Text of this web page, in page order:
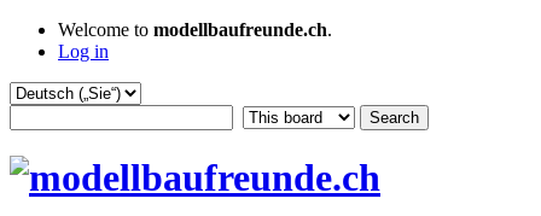
Welcome to modellbaufreunde.ch.
Log in